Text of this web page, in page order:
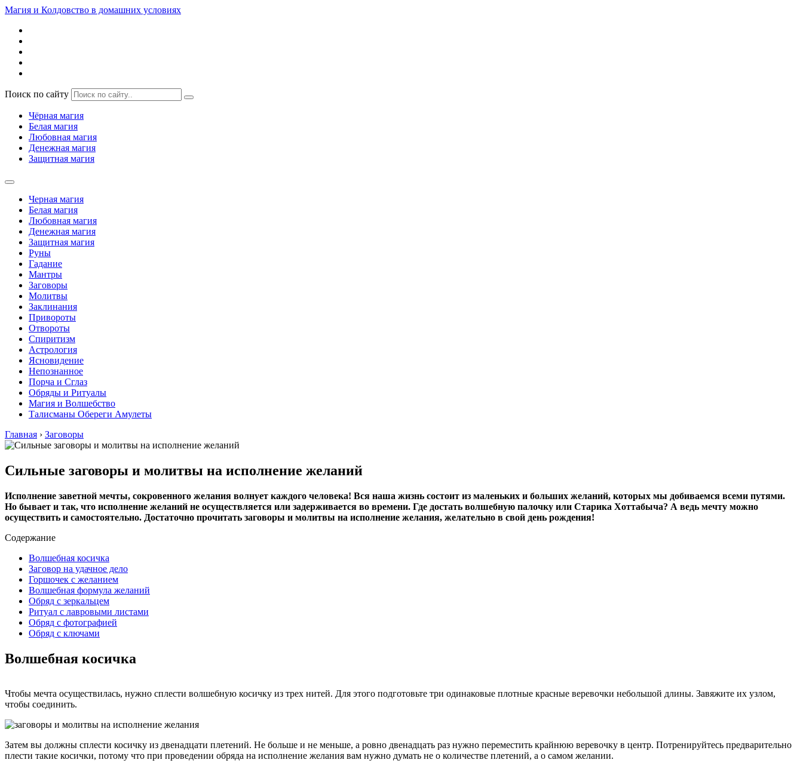
Магия и Колдовство в домашних условиях
Поиск по сайту
Чёрная магия
Белая магия
Любовная магия
Денежная магия
Защитная магия
Черная магия
Белая магия
Любовная магия
Денежная магия
Защитная магия
Руны
Гадание
Мантры
Заговоры
Молитвы
Заклинания
Привороты
Отвороты
Спиритизм
Астрология
Ясновидение
Непознанное
Порча и Сглаз
Обряды и Ритуалы
Магия и Волшебство
Талисманы Обереги Амулеты
Главная › Заговоры
Сильные заговоры и молитвы на исполнение желаний
Исполнение заветной мечты, сокровенного желания волнует каждого человека! Вся наша жизнь состоит из маленьких и больших желаний, которых мы добиваемся всеми путями.
Но бывает и так, что исполнение желаний не осуществляется или задерживается во времени. Где достать волшебную палочку или Старика Хоттабыча? А ведь мечту можно
осуществить и самостоятельно. Достаточно прочитать заговоры и молитвы на исполнение желания, желательно в свой день рождения!
Содержание
Волшебная косичка
Заговор на удачное дело
Горшочек с желанием
Волшебная формула желаний
Обряд с зеркальцем
Ритуал с лавровыми листами
Обряд с фотографией
Обряд с ключами
Волшебная косичка
Чтобы мечта осуществилась, нужно сплести волшебную косичку из трех нитей. Для этого подготовьте три одинаковые плотные красные веревочки небольшой длины. Завяжите их узлом,
чтобы соединить.
Затем вы должны сплести косичку из двенадцати плетений. Не больше и не меньше, а ровно двенадцать раз нужно переместить крайнюю веревочку в центр. Потренируйтесь предварительно
плести такие косички, потому что при проведении обряда на исполнение желания вам нужно думать не о количестве плетений, а о самом желании.